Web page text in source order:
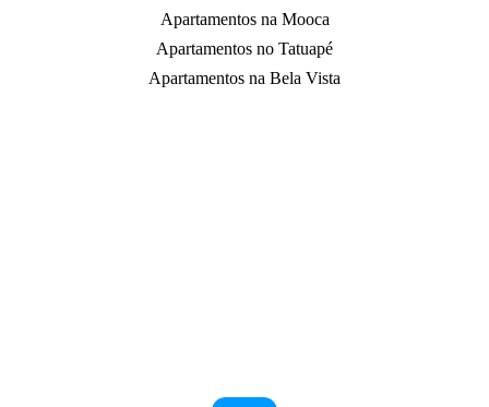
Apartamentos na Mooca
Apartamentos no Tatuapé
Apartamentos na Bela Vista